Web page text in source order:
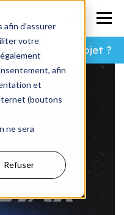
d’assurer
votre
afin
et
(boutons
ne sera
Refuser
Un projet ?